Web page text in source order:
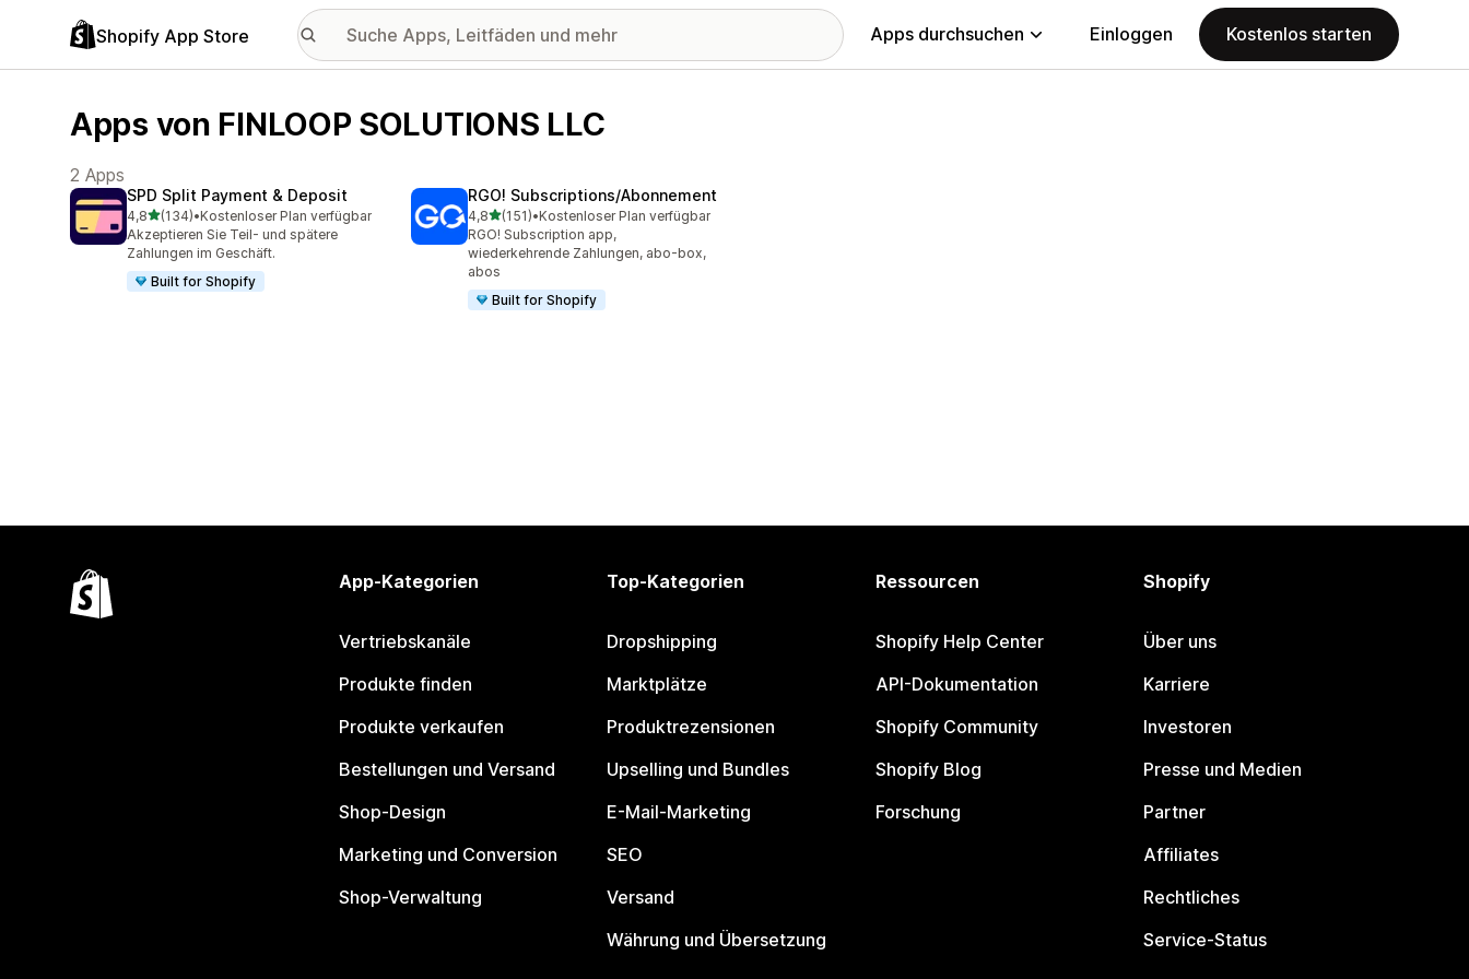
Shopify App Store Apps durchsuchen Einloggen Kostenlos starten
Apps von FINLOOP SOLUTIONS LLC
2 Apps
SPD Split Payment & Deposit
4,8von 5 Sternen
(134)
134 Rezensionen insgesamt
•Kostenloser Plan verfügbar
Akzeptieren Sie Teil- und spätere
Zahlungen im Geschäft.
Built for Shopify
RGO! Subscriptions/Abonnement
4,8von 5 Sternen
(151)
151 Rezensionen insgesamt
•Kostenloser Plan verfügbar
RGO! Subscription app,
wiederkehrende Zahlungen, abo-box,
abos
Built for Shopify
App-Kategorien
Vertriebskanäle
Produkte finden
Produkte verkaufen
Bestellungen und Versand
Shop-Design
Marketing und Conversion
Shop-Verwaltung
Top-Kategorien
Dropshipping
Marktplätze
Produktrezensionen
Upselling und Bundles
E-Mail-Marketing
SEO
Versand
Währung und Übersetzung
Ressourcen
Shopify Help Center
API-Dokumentation
Shopify Community
Shopify Blog
Forschung
Shopify
Über uns
Karriere
Investoren
Presse und Medien
Partner
Affiliates
Rechtliches
Service-Status